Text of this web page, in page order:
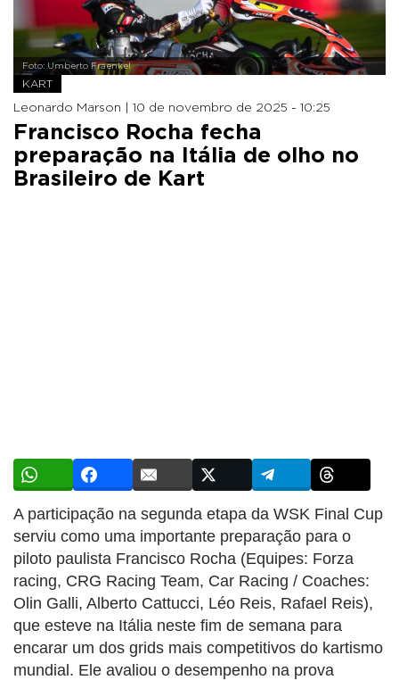
Foto: Umberto Fraenkel
KART
Leonardo Marson | 10 de novembro de 2025 - 10:25
Francisco Rocha fecha
preparação na Itália de olho no
Brasileiro de Kart
A participação na segunda etapa da WSK Final Cup
serviu como uma importante preparação para o
piloto paulista Francisco Rocha (Equipes: Forza
racing, CRG Racing Team, Car Racing / Coaches:
Olin Galli, Alberto Cattucci, Léo Reis, Rafael Reis),
que esteve na Itália neste fim de semana para
encarar um dos grids mais competitivos do kartismo
mundial. Ele avaliou o desempenho na prova